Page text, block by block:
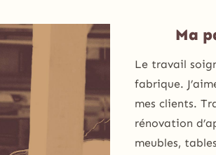
Ma
Le travail
fabrique.
mes clients.
rénovation
meubles,